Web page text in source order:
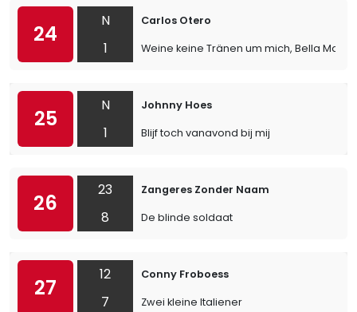
24
N
1
Carlos Otero
Weine keine Tränen um mich, Bella Maria
25
N
1
Johnny Hoes
Blijf toch vanavond bij mij
26
23
8
Zangeres Zonder Naam
De blinde soldaat
27
12
7
Conny Froboess
Zwei kleine Italiener